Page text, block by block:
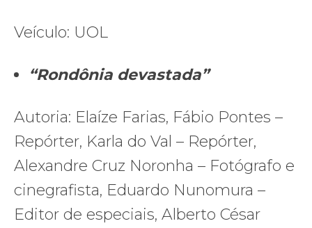
Veículo: UOL
“Rondônia devastada”
Autoria: Elaíze Farias, Fábio Pontes –
Repórter, Karla do Val – Repórter,
Alexandre Cruz Noronha – Fotógrafo e
cinegrafista, Eduardo Nunomura –
Editor de especiais, Alberto César